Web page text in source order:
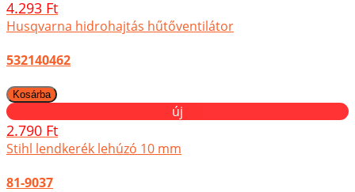
4.293 Ft
Husqvarna hidrohajtás hűtőventilátor
532140462
új
2.790 Ft
Stihl lendkerék lehúzó 10 mm
81-9037